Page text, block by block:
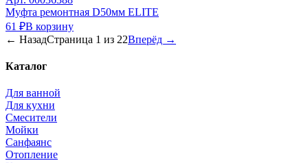
Муфта ремонтная D50мм ELITE
61 ₽В корзину
← НазадСтраница 1 из 22Вперёд →
Каталог
Для ванной
Для кухни
Смесители
Мойки
Санфаянс
Отопление